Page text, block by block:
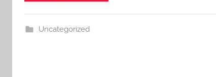
Uncategorized